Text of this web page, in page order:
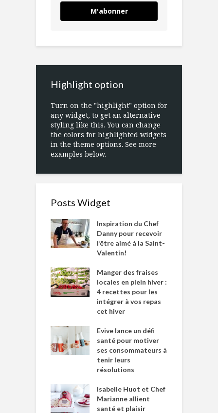
M'abonner
Highlight option
Turn on the "highlight" option for
any widget, to get an alternative
styling like this. You can change
the colors for highlighted widgets
in the theme options. See more
examples below.
Posts Widget
Inspiration du Chef
Danny pour recevoir
l’être aimé à la Saint-
Valentin!
Manger des fraises
locales en plein hiver :
4 recettes pour les
intégrer à vos repas
cet hiver
Evive lance un défi
santé pour motiver
ses consommateurs à
tenir leurs
résolutions
Isabelle Huot et Chef
Marianne allient
santé et plaisir